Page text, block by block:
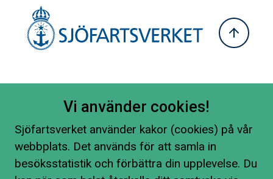
Vi använder cookies!
Sjöfartsverket använder kakor (cookies) på vår
webbplats. Det används för att samla in
besöksstatistik och förbättra din upplevelse. Du